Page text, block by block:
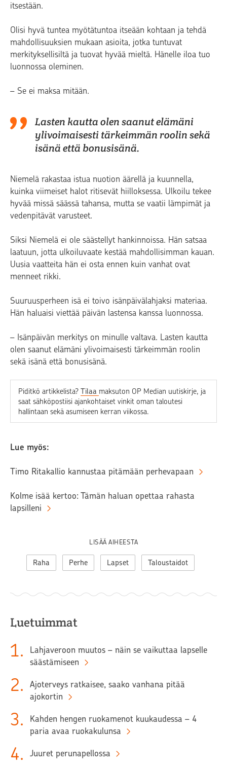
itsestään.
Olisi hyvä tuntea myötätuntoa itseään kohtaan ja tehdä
mahdollisuuksien mukaan asioita, jotka tuntuvat
merkityksellisiltä ja tuovat hyvää mieltä. Hänelle iloa tuo
luonnossa oleminen.
– Se ei maksa mitään.
Lasten kautta olen saanut elämäni
ylivoimaisesti tärkeimmän roolin sekä
isänä että bonusisänä.
Niemelä rakastaa istua nuotion äärellä ja kuunnella,
kuinka viimeiset halot ritisevät hiilloksessa. Ulkoilu tekee
hyvää missä säässä tahansa, mutta se vaatii lämpimät ja
vedenpitävät varusteet.
Siksi Niemelä ei ole säästellyt hankinnoissa. Hän satsaa
laatuun, jotta ulkoiluvaate kestää mahdollisimman kauan.
Uusia vaatteita hän ei osta ennen kuin vanhat ovat
menneet rikki.
Suuruusperheen isä ei toivo isänpäivälahjaksi materiaa.
Hän haluaisi viettää päivän lastensa kanssa luonnossa.
– Isänpäivän merkitys on minulle valtava. Lasten kautta
olen saanut elämäni ylivoimaisesti tärkeimmän roolin
sekä isänä että bonusisänä.
Piditkö artikkelista? Tilaa maksuton OP Median uutiskirje, ja
saat sähköpostiisi ajankohtaiset vinkit oman taloutesi
hallintaan sekä asumiseen kerran viikossa.
Lue myös:
Timo Ritakallio kannustaa pitämään perhevapaan
Kolme isää kertoo: Tämän haluan opettaa rahasta
lapsilleni
LISÄÄ AIHEESTA
Raha Perhe Lapset Taloustaidot
Luetuimmat
1.
Lahjaveroon muutos – näin se vaikuttaa lapselle
säästämiseen
2.
Ajoterveys ratkaisee, saako vanhana pitää
ajokortin
3.
Kahden hengen ruokamenot kuukaudessa – 4
paria avaa ruokakulunsa
4. Juuret perunapellossa